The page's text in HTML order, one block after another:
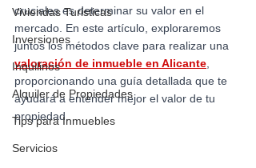
Viviendas Turisticas
Inversiones
Inquilinos
Alquiler de Propiedades
Tips para Inmuebles
Servicios
cruciales es determinar su valor en el
mercado. En este artículo, exploraremos
juntos los métodos clave para realizar una
valoración de inmueble en Alicante
proporcionando una guía detallada que te
ayudará a entender mejor el valor de tu
propiedad.